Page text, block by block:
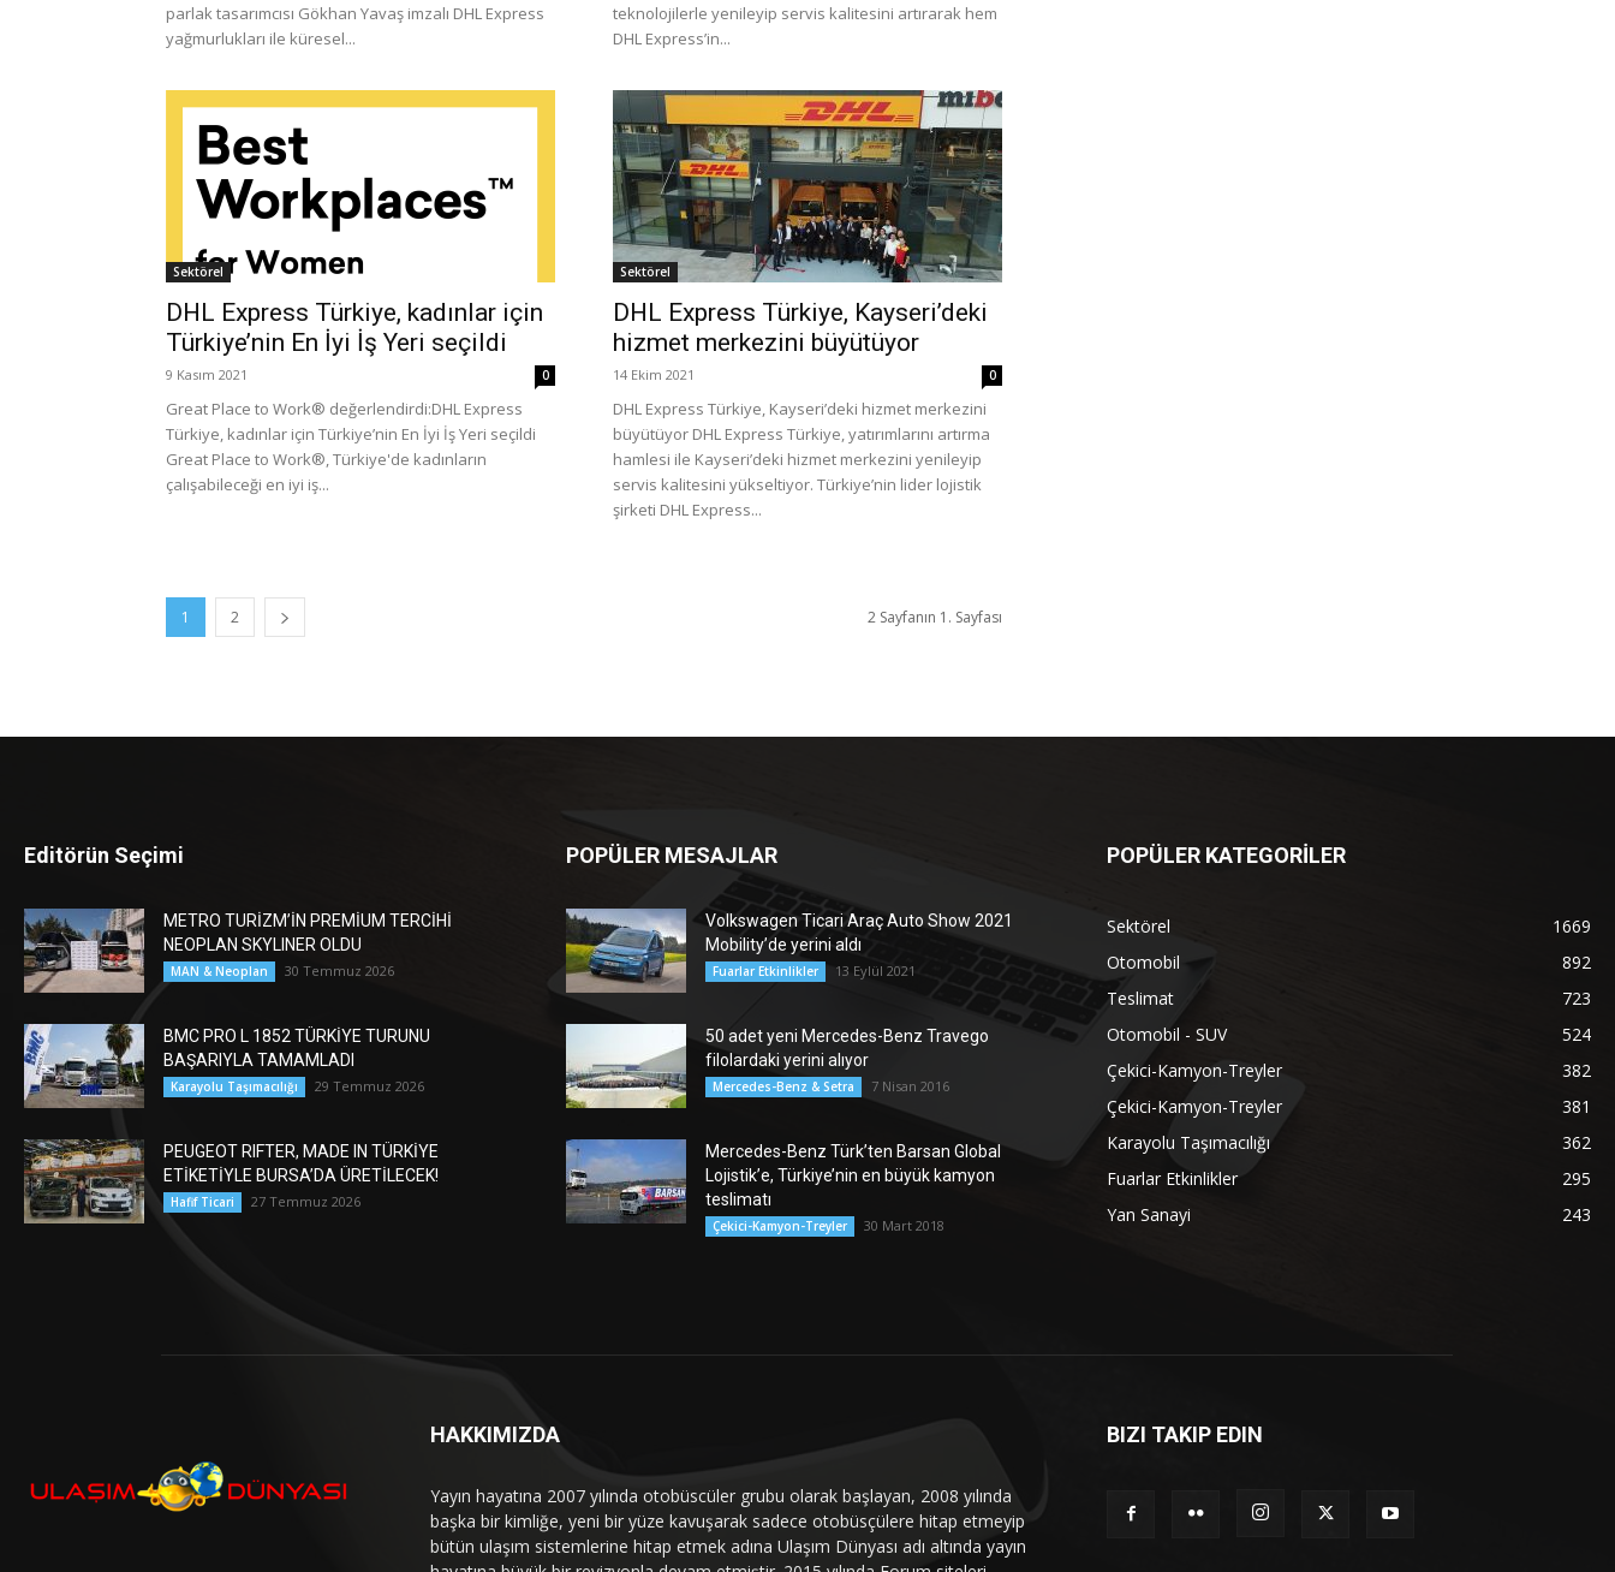
parlak tasarımcısı Gökhan Yavaş imzalı DHL Express
yağmurlukları ile küresel...
teknolojilerle yenileyip servis kalitesini artırarak hem
DHL Express’in...
Sektörel
DHL Express Türkiye, kadınlar için
Türkiye’nin En İyi İş Yeri seçildi
9 Kasım 2021 0
Great Place to Work® değerlendirdi:DHL Express
Türkiye, kadınlar için Türkiye’nin En İyi İş Yeri seçildi
Great Place to Work®, Türkiye'de kadınların
çalışabileceği en iyi iş...
Sektörel
DHL Express Türkiye, Kayseri’deki
hizmet merkezini büyütüyor
14 Ekim 2021 0
DHL Express Türkiye, Kayseri’deki hizmet merkezini
büyütüyor DHL Express Türkiye, yatırımlarını artırma
hamlesi ile Kayseri’deki hizmet merkezini yenileyip
servis kalitesini yükseltiyor. Türkiye’nin lider lojistik
şirketi DHL Express...
1 2 2 Sayfanın 1. Sayfası
Editörün Seçimi
METRO TURİZM’İN PREMİUM TERCİHİ
NEOPLAN SKYLINER OLDU
MAN & Neoplan 30 Temmuz 2026
BMC PRO L 1852 TÜRKİYE TURUNU
BAŞARIYLA TAMAMLADI
Karayolu Taşımacılığı 29 Temmuz 2026
PEUGEOT RIFTER, MADE IN TÜRKİYE
ETİKETİYLE BURSA’DA ÜRETİLECEK!
Hafif Ticari 27 Temmuz 2026
POPÜLER MESAJLAR
Volkswagen Ticari Araç Auto Show 2021
Mobility’de yerini aldı
Fuarlar Etkinlikler 13 Eylül 2021
50 adet yeni Mercedes-Benz Travego
filolardaki yerini alıyor
Mercedes-Benz & Setra 7 Nisan 2016
Mercedes-Benz Türk’ten Barsan Global
Lojistik’e, Türkiye’nin en büyük kamyon
teslimatı
Çekici-Kamyon-Treyler 30 Mart 2018
POPÜLER KATEGORİLER
Sektörel
1669
Otomobil
892
Teslimat
723
Otomobil - SUV
524
Çekici-Kamyon-Treyler
382
Çekici-Kamyon-Treyler
381
Karayolu Taşımacılığı
362
Fuarlar Etkinlikler
295
Yan Sanayi
243
HAKKIMIZDA
Yayın hayatına 2007 yılında otobüscüler grubu olarak başlayan, 2008 yılında
başka bir kimliğe, yeni bir yüze kavuşarak sadece otobüsçülere hitap etmeyip
bütün ulaşım sistemlerine hitap etmek adına Ulaşım Dünyası adı altında yayın
BIZI TAKIP EDIN